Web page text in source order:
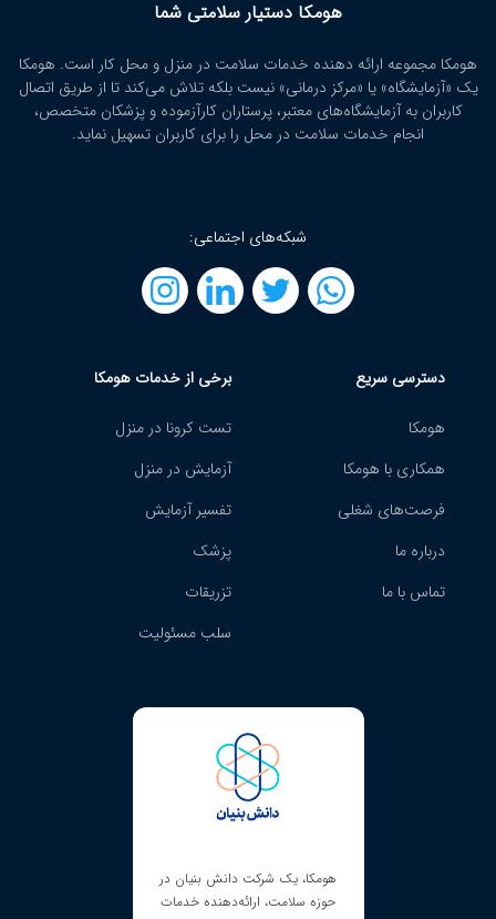
هومکا دستیار سلامتی شما
هومکا مجموعه ارائه‌ دهنده خدمات سلامت در منزل و محل کار است. هومکا
یک «آزمایشگاه» یا «مرکز درمانی» نیست بلکه تلاش می‌کند تا از طریق اتصال
کاربران به آزمایشگاه‌های معتبر، پرستاران کارآزموده و پزشکان متخصص،
انجام خدمات سلامت در محل را برای کاربران تسهیل نماید.
شبکه‌های اجتماعی:
دسترسی سریع
هومکا
همکاری با هومکا
فرصت‌های شغلی
درباره ما
تماس با ما
برخی از خدمات هومکا
تست کرونا در منزل
آزمایش در منزل
تفسیر آزمایش
پزشک
تزریقات
سلب مسئولیت
هومکا، یک شرکت دانش بنیان در
حوزه سلامت، ارائه‌دهنده خدمات